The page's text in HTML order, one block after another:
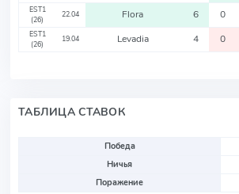
EST1
(26)
22.04 Flora 6 0
EST1
(26)
19.04 Levadia 4 0
ТАБЛИЦА СТАВОК
Победа
Ничья
Поражение